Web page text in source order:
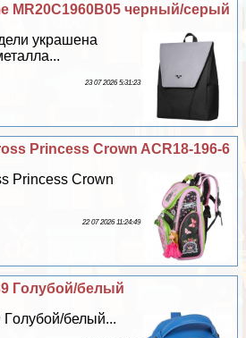
MR20C1960B05 черный/серый
украшена
23 07 2026 5:31:23
Princess Crown ACR18-196-6
Princess Crown
22 07 2026 11:24:49
Гoлyбой/белый
Гoлyбой/белый...